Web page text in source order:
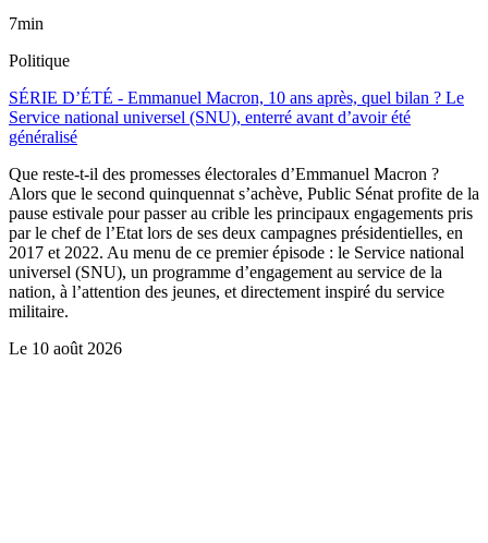
7min
Politique
SÉRIE D’ÉTÉ - Emmanuel Macron, 10 ans après, quel bilan ? Le
Service national universel (SNU), enterré avant d’avoir été
généralisé
Que reste-t-il des promesses électorales d’Emmanuel Macron ?
Alors que le second quinquennat s’achève, Public Sénat profite de la
pause estivale pour passer au crible les principaux engagements pris
par le chef de l’Etat lors de ses deux campagnes présidentielles, en
2017 et 2022. Au menu de ce premier épisode : le Service national
universel (SNU), un programme d’engagement au service de la
nation, à l’attention des jeunes, et directement inspiré du service
militaire.
Le 10 août 2026